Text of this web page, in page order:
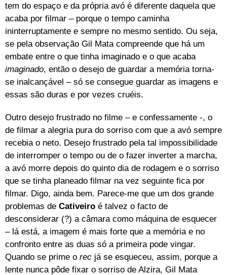
tem do espaço e da própria avó é diferente daquela que
acaba por filmar – porque o tempo caminha
ininterruptamente e sempre no mesmo sentido. Ou seja,
se pela observação Gil Mata compreende que há um
embate entre o que tinha imaginado e o que acaba
imaginado, então o desejo de guardar a memória torna-
se inalcançável – só se consegue guardar as imagens e
essas são duras e por vezes cruéis.
Outro desejo frustrado no filme – e confessamente -, o
de filmar a alegria pura do sorriso com que a avó sempre
recebia o neto. Desejo frustrado pela tal impossibilidade
de interromper o tempo ou de o fazer inverter a marcha,
a avó morre depois do quinto dia de rodagem e o sorriso
que se tinha planeado filmar na vez seguinte fica por
filmar. Digo, ainda bem. Parece-me que um dos grande
problemas de Cativeiro é talvez o facto de
desconsiderar (?) a câmara como máquina de esquecer
– lá está, a imagem é mais forte que a memória e no
confronto entre as duas só a primeira pode vingar.
Quando se prime o rec já se esqueceu, assim, porque a
lente nunca pôde fixar o sorriso de Alzira, Gil Mata